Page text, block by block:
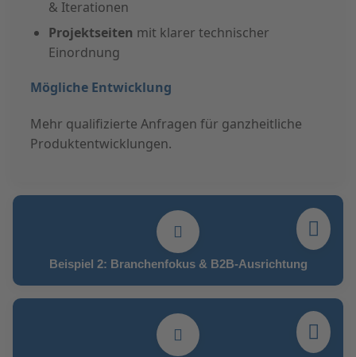
& Iterationen
Projektseiten mit klarer technischer
Einordnung
Mögliche Entwicklung
Mehr qualifizierte Anfragen für ganzheitliche
Produktentwicklungen.
Beispiel 2: Branchenfokus & B2B-Ausrichtung